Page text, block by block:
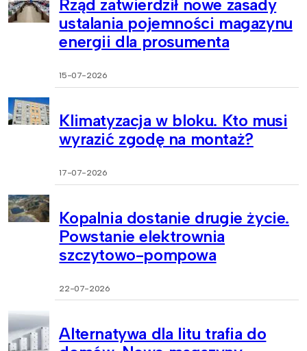
Rząd zatwierdził nowe zasady
ustalania pojemności magazynu
energii dla prosumenta
15-07-2026
Klimatyzacja w bloku. Kto musi
wyrazić zgodę na montaż?
17-07-2026
Kopalnia dostanie drugie życie.
Powstanie elektrownia
szczytowo-pompowa
22-07-2026
Alternatywa dla litu trafia do